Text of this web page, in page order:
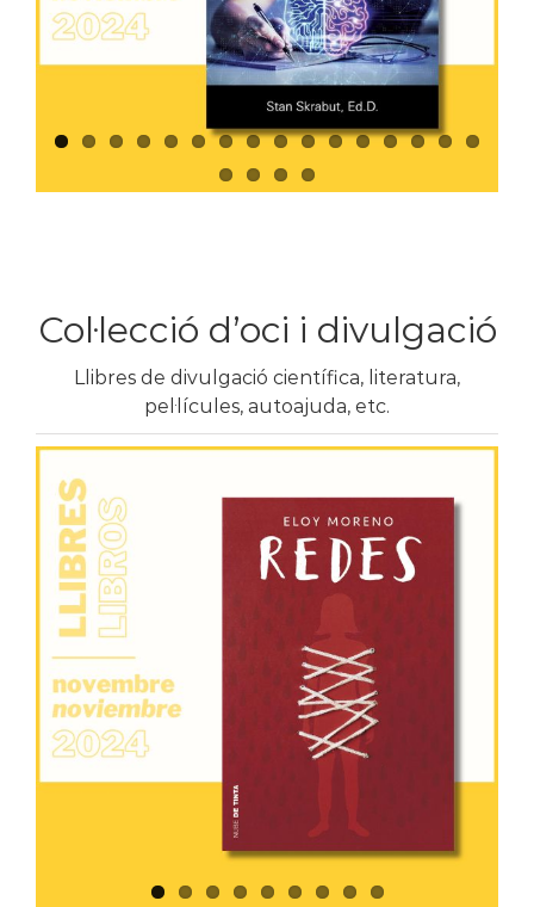
Col·lecció d’oci i divulgació
Llibres de divulgació científica, literatura,
pel·lícules, autoajuda, etc.